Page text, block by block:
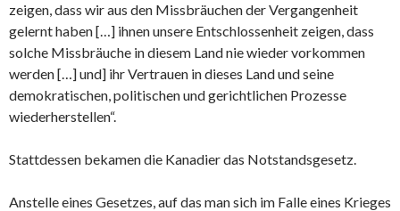
zeigen, dass wir aus den Missbräuchen der Vergangenheit
gelernt haben […] ihnen unsere Entschlossenheit zeigen, dass
solche Missbräuche in diesem Land nie wieder vorkommen
werden […] und] ihr Vertrauen in dieses Land und seine
demokratischen, politischen und gerichtlichen Prozesse
wiederherstellen“.
Stattdessen bekamen die Kanadier das Notstandsgesetz.
Anstelle eines Gesetzes, auf das man sich im Falle eines Krieges